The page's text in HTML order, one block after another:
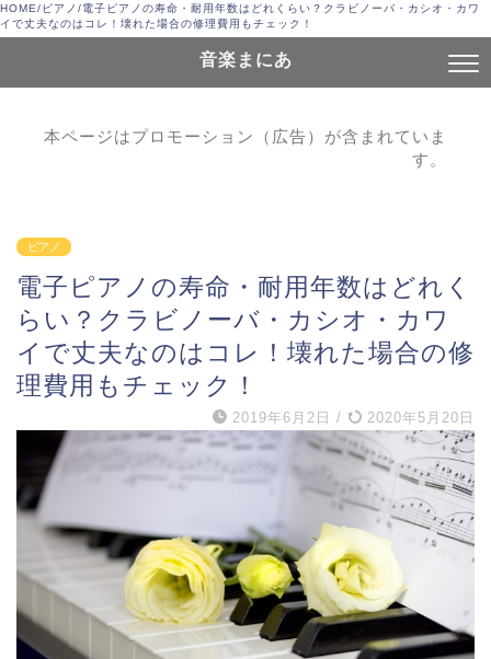
HOME/ピアノ /電子ピアノの寿命・耐用年数はどれくらい？クラビノーバ・カシオ・カワ
イで丈夫なのはコレ！壊れた場合の修理費用もチェック！
音楽まにあ
本ページはプロモーション（広告）が含まれていま
す。
ピアノ
電子ピアノの寿命・耐用年数はどれく
らい？クラビノーバ・カシオ・カワ
イで丈夫なのはコレ！壊れた場合の修
理費用もチェック！
2019年6月2日 / 2020年5月20日